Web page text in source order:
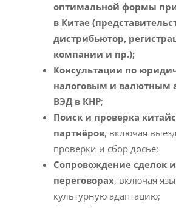
оптимальной формы
в Китае
дистрибьютор,
компании и пр.);
Консультации по
налоговым и валютным
ВЭД в КНР;
Поиск и проверка
партнёров, включая
проверки и сбор досье;
Сопровождение сделок
переговорах, включая
культурную адаптацию;